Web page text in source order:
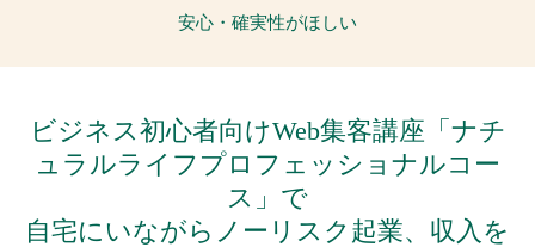
安心・確実性がほしい
ビジネス初心者向けWeb集客講座「ナチ
ュラルライフプロフェッショナルコー
ス」で
自宅にいながらノーリスク起業、収入を